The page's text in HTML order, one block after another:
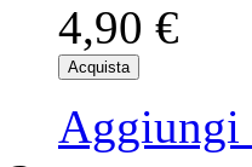
4,90 €
Acquista
Aggiungi